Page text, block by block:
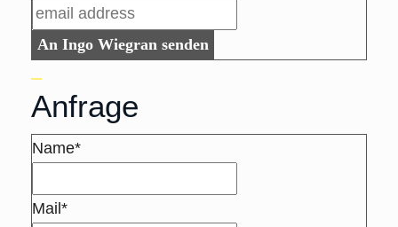
An Ingo Wiegran senden
Anfrage
Name*
Mail*